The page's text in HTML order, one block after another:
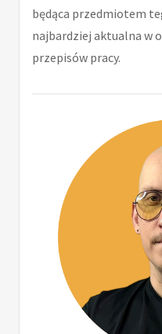
będąca przedmiotem
najbardziej aktualna w
przepisów pracy.